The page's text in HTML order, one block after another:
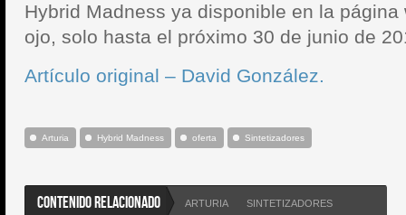
Hybrid Madness ya disponible en la
ojo, solo hasta el próximo 30 de junio de
Artículo original – David González.
Arturia Hybrid Madness oferta Sintetizadores
CONTENIDO RELACIONADO ARTURIA SINTETIZADORES